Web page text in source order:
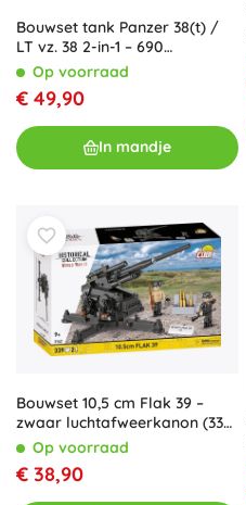
Bouwset tank Panzer 38(t) /
LT vz. 38 2-in-1 – 690
onderdelen
Op voorraad
€ 49,90
In mandje
Bouwset 10,5 cm Flak 39 –
zwaar luchtafweerkanon (339
onderdelen)
Op voorraad
€ 38,90